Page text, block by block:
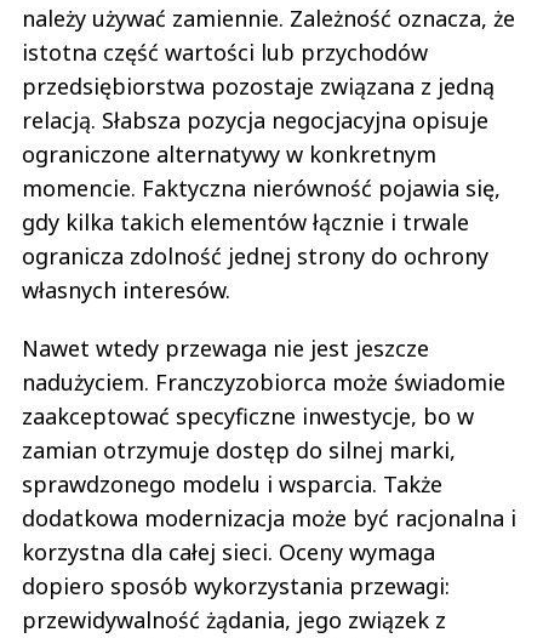
należy używać zamiennie. Zależność oznacza, że
istotna część wartości lub przychodów
przedsiębiorstwa pozostaje związana z jedną
relacją. Słabsza pozycja negocjacyjna opisuje
ograniczone alternatywy w konkretnym
momencie. Faktyczna nierówność pojawia się,
gdy kilka takich elementów łącznie i trwale
ogranicza zdolność jednej strony do ochrony
własnych interesów.
Nawet wtedy przewaga nie jest jeszcze
nadużyciem. Franczyzobiorca może świadomie
zaakceptować specyficzne inwestycje, bo w
zamian otrzymuje dostęp do silnej marki,
sprawdzonego modelu i wsparcia. Także
dodatkowa modernizacja może być racjonalna i
korzystna dla całej sieci. Oceny wymaga
dopiero sposób wykorzystania przewagi:
przewidywalność żądania, jego związek z